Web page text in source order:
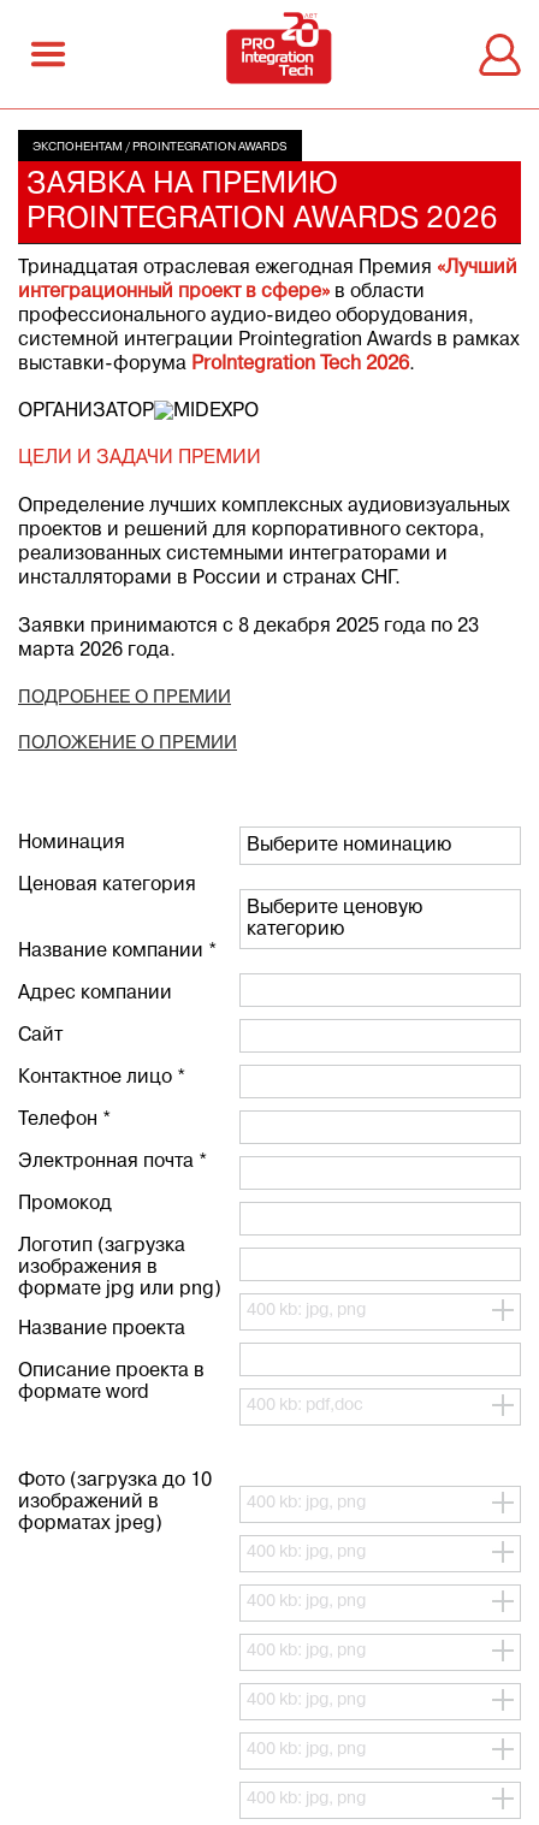
ЭКСПОНЕНТАМ / PROINTEGRATION AWARDS
ЗАЯВКА НА ПРЕМИЮ
PROINTEGRATION AWARDS 2026
Тринадцатая отраслевая ежегодная Премия «Лучший
интеграционный проект в сфере» в области
профессионального аудио-видео оборудования,
системной интеграции Prointegration Awards в рамках
выставки-форума ProIntegration Tech 2026.
ОРГАНИЗАТОР
ЦЕЛИ И ЗАДАЧИ ПРЕМИИ
Определение лучших комплексных аудиовизуальных
проектов и решений для корпоративного сектора,
реализованных системными интеграторами и
инсталляторами в России и странах СНГ.
Заявки принимаются с 8 декабря 2025 года по 23
марта 2026 года.
ПОДРОБНЕЕ О ПРЕМИИ
ПОЛОЖЕНИЕ О ПРЕМИИ
Номинация
Ценовая категория
Название компании *
Адрес компании
Сайт
Контактное лицо *
Телефон *
Электронная почта *
Промокод
Логотип (загрузка
изображения в
формате jpg или png)
Название проекта
Описание проекта в
формате word
Фото (загрузка до 10
изображений в
форматах jpeg)
Выберите номинацию
Выберите ценовую
категорию
400 kb: jpg, png
400 kb: pdf,doc
400 kb: jpg, png
400 kb: jpg, png
400 kb: jpg, png
400 kb: jpg, png
400 kb: jpg, png
400 kb: jpg, png
400 kb: jpg, png